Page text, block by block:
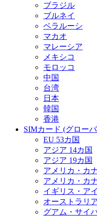
ブラジル
ブルネイ
ベラルーシ
マカオ
マレーシア
メキシコ
モロッコ
中国
台湾
日本
韓国
香港
SIMカード (グロー
EU 53カ国
アジア 14カ国
アジア 19カ国
アメリカ・カ
アメリカ・カ
イギリス・ア
オーストラリ
グアム・サイ